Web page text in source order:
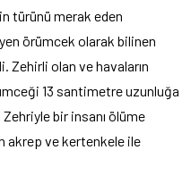
türünü merak eden
örümcek olarak bilinen
Zehirli olan ve havaların
13 santimetre uzunluğa
bir insanı ölüme
akrep ve kertenkele ile